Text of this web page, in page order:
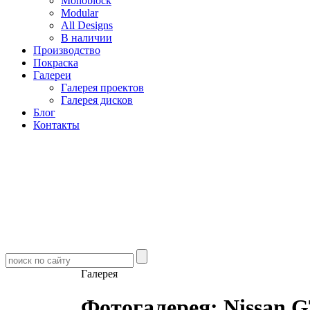
Modular
All Designs
В наличии
Производство
Покраска
Галереи
Галерея проектов
Галерея дисков
Блог
Контакты
Галерея